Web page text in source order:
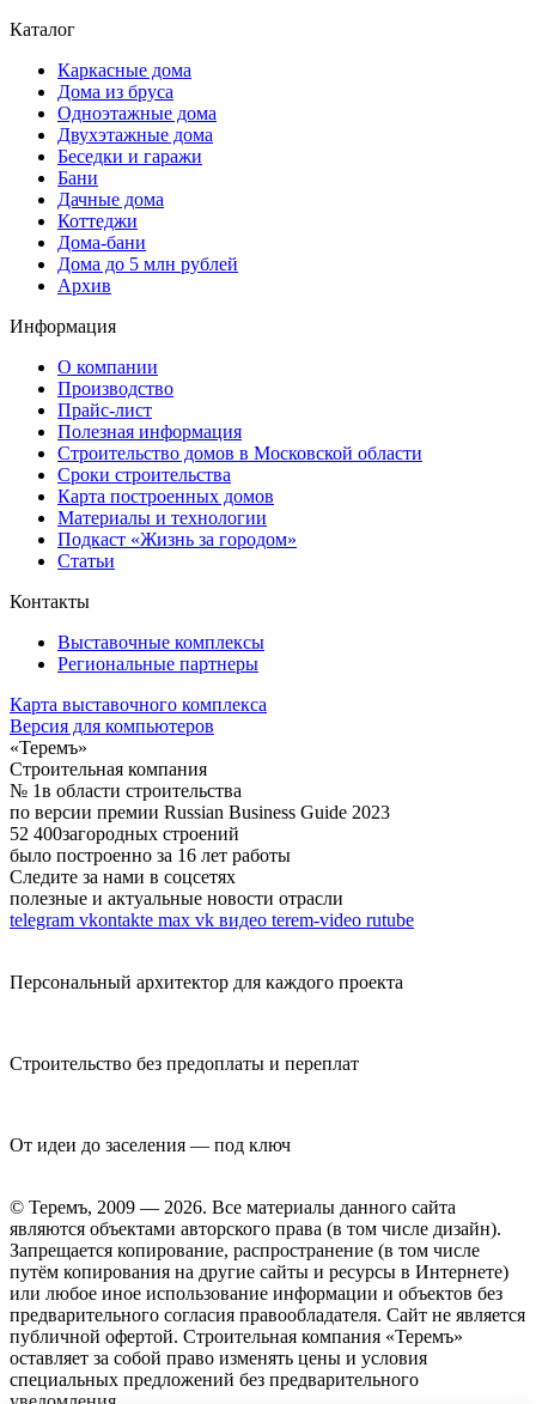
Каталог
Каркасные дома
Дома из бруса
Одноэтажные дома
Двухэтажные дома
Беседки и гаражи
Бани
Дачные дома
Коттеджи
Дома-бани
Дома до 5 млн рублей
Архив
Информация
О компании
Производство
Прайс-лист
Полезная информация
Строительство домов в Московской области
Сроки строительства
Карта построенных домов
Материалы и технологии
Подкаст «Жизнь за городом»
Статьи
Контакты
Выставочные комплексы
Региональные партнеры
Карта выставочного комплекса
Версия для компьютеров
«Теремъ»
Строительная компания
№ 1в области строительства
по версии премии Russian Business Guide 2023
52 400загородных строений
было построенно за 16 лет работы
Следите за нами в соцсетях
полезные и актуальные новости отрасли
telegram vkontakte max vk видео terem-video rutube
Персональный архитектор для каждого проекта
Строительство без предоплаты и переплат
От идеи до заселения — под ключ
© Теремъ, 2009 — 2026. Все материалы данного сайта
являются объектами авторского права (в том числе дизайн).
Запрещается копирование, распространение (в том числе
путём копирования на другие сайты и ресурсы в Интернете)
или любое иное использование информации и объектов без
предварительного согласия правообладателя. Cайт не является
публичной офертой. Строительная компания «Теремъ»
оставляет за собой право изменять цены и условия
специальных предложений без предварительного